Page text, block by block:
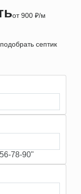
от 900 ₽/м
септик
78-90"